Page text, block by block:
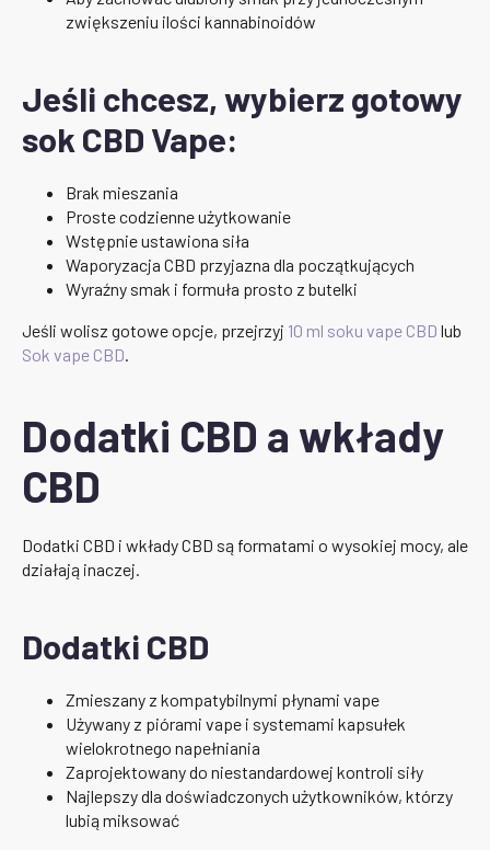
zwiększeniu ilości kannabinoidów
Jeśli chcesz, wybierz gotowy
sok CBD Vape:
Brak mieszania
Proste codzienne użytkowanie
Wstępnie ustawiona siła
Waporyzacja CBD przyjazna dla początkujących
Wyraźny smak i formuła prosto z butelki
Jeśli wolisz gotowe opcje, przejrzyj 10 ml soku vape CBD lub
Sok vape CBD
Dodatki CBD a wkłady
CBD
Dodatki CBD i wkłady CBD są formatami o wysokiej mocy, ale
działają inaczej.
Dodatki CBD
Zmieszany z kompatybilnymi płynami vape
Używany z piórami vape i systemami kapsułek
wielokrotnego napełniania
Zaprojektowany do niestandardowej kontroli siły
Najlepszy dla doświadczonych użytkowników, którzy
lubią miksować